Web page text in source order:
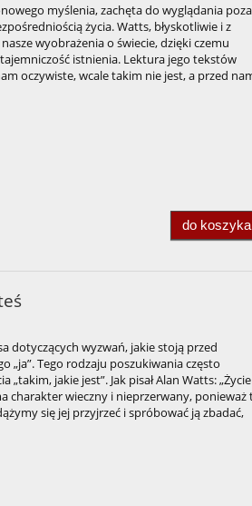
myślenia, zachęta do wyglądania poza
życia. Watts, błyskotliwie i z
wyobrażenia o świecie, dzięki czemu
istnienia. Lektura jego tekstów
oczywiste, wcale takim nie jest, a przed
do koszyka
dotyczących wyzwań, jakie stoją przed
„ja”. Tego rodzaju poszukiwania często
jakie jest”. Jak pisał Alan Watts: „Życie
charakter wieczny i nieprzerwany, ponieważ
się jej przyjrzeć i spróbować ją zbadać,